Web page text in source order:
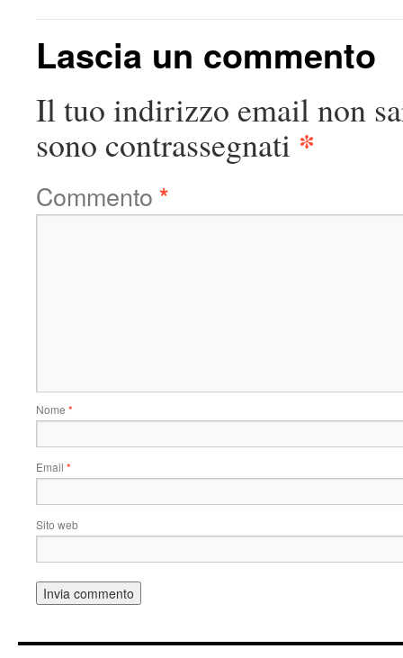
Lascia un commento
Il tuo indirizzo email non
sono contrassegnati *
Commento *
Nome *
Email *
Sito web